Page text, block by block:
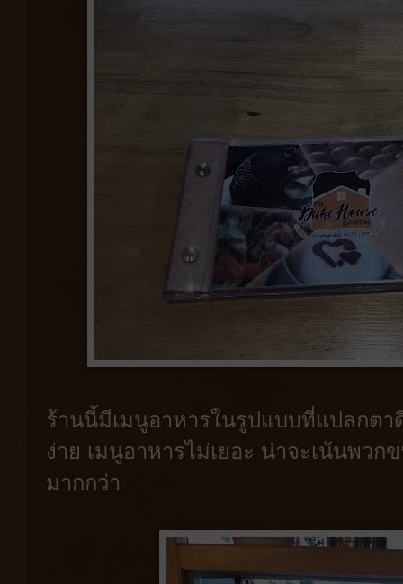
ร้านนี้มีเมนูอาหารในรูปแบบที่แปลกต
ง่าย เมนูอาหารไม่เยอะ น่าจะเน้นพวก
มากกว่า